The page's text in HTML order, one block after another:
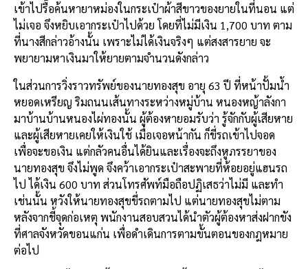
เข้าไปรื้อค้นหายาหม่องในกระเป๋าผ้าสีขาวของยายในที่นอน แต่
ไม่เจอ จึงหยิบเอากระเป๋าไปด้วย โดยที่ไม่มีเงิน 1,700 บาท ตาม
ที่นางสีกล่าวอ้างนั้น เพราะไม่ได้เงินจริงๆ แต่สงสารยาย จะ
พยายามหาเงินมาให้ยายตามจำนวนดังกล่าว
ในส่วนการวิ่งราวทรัพย์ของนายทองสุข อายุ 63 ปี ที่หน้าปั้มน้ำ
หยอดเหรียญ ริมถนนเส้นทางระหว่างหมู่บ้าน หนองหญ้าลังกา
มาบ้านบ้านหนองไผ่ทองนั้น ผู้ต้องหายอมรับว่า รู้จักกับผู้เสียหาย
และผู้เสียหายเคยให้เงินใช้ เมื่อเจอหน้ากัน ก็ขี่รถเข้าไปจอด
เพื่อจะขอเงิน แต่กลัวคนอื่นได้ยินและเรื่องจะถึงหูภรรยาของ
นายทองสุข จึงไม่พูด จึงคว้าเอากระเป๋าสะพายที่ห้อยอยู่แฮนรถ
ไป ได้เงิน 600 บาท ส่วนโทรศัพท์มือถือปฏิเสธว่าไม่มี และทำ
เช่นนั้น หวังให้นายทองสุขขี่รถตามไป แต่นายทองสุขไม่ตาม
หลังจากชี้จุดก่อเหตุ พนักงานสอบสวนได้นำตัวผู้ต้องหาส่งฝากขัง
ที่ศาลจังหวัดขอนแก่น เพื่อดำเดินการตามขั้นตอนของกฎหมาย
ต่อไป